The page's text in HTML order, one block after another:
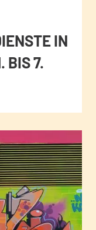
IN
BIS 7.